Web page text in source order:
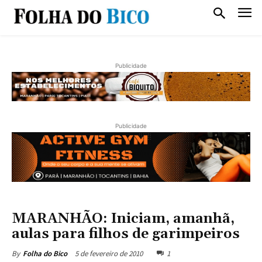
Publicidade
Publicidade
MARANHÃO: Iniciam, amanhã,
aulas para filhos de garimpeiros
By Folha do Bico 5 de fevereiro de 2010 1